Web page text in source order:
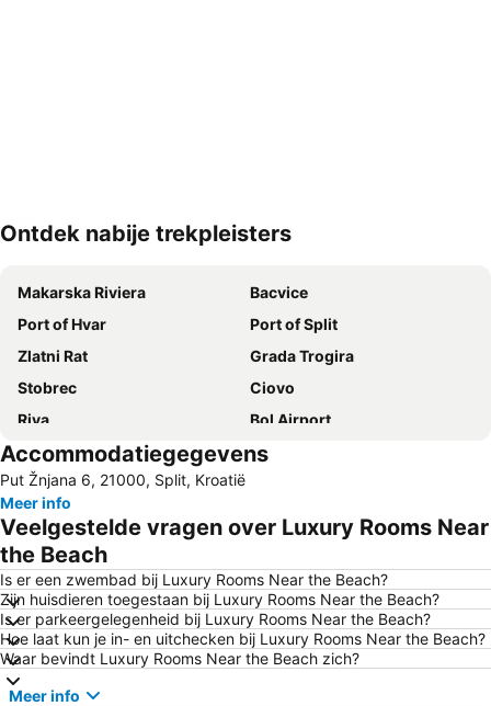
Kaart uitvouwen
Ontdek nabije trekpleisters
Makarska Riviera
Bacvice
Port of Hvar
Port of Split
Zlatni Rat
Grada Trogira
Stobrec
Ciovo
Riva
Bol Airport
Avtobusni kolodvor Split
Zračna Luka Split
Palace of Diocletian
Stari Grad Plain
Dubovica
Solin
Croatia Boat Show
Srebrna Vrata
Spiagge di Stomorska
Mimice
Pokonji Dol
Pakleni Otoci
Poljud
Accommodatiegegevens
Put Žnjana 6, 21000, Split, Kroatië
Meer info
Veelgestelde vragen over Luxury Rooms Near
the Beach
Is er een zwembad bij Luxury Rooms Near the Beach?
Zijn huisdieren toegestaan bij Luxury Rooms Near the Beach?
Is er parkeergelegenheid bij Luxury Rooms Near the Beach?
Hoe laat kun je in- en uitchecken bij Luxury Rooms Near the Beach?
Waar bevindt Luxury Rooms Near the Beach zich?
Meer info